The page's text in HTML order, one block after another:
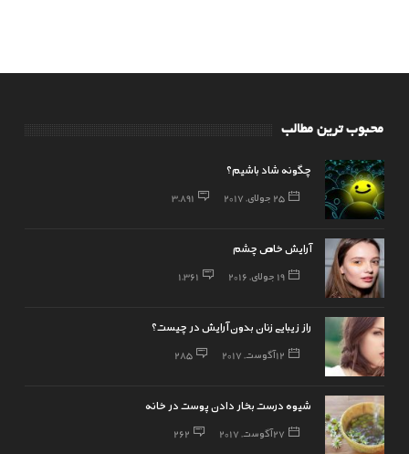
محبوب ترین مطالب
چگونه شاد باشیم؟
25 جولای, 2017 3,891
آرایش خاص چشم
19 جولای, 2016 1,361
راز زیبایی زنان بدون آرایش در چیست؟
12 آگوست, 2017 285
شیوه درست بخار دادن پوست در خانه
27 آگوست, 2017 262